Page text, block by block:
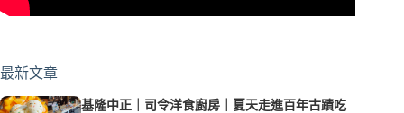
最新文章
基隆中正｜司令洋食廚房｜夏天走進百年古蹟吃